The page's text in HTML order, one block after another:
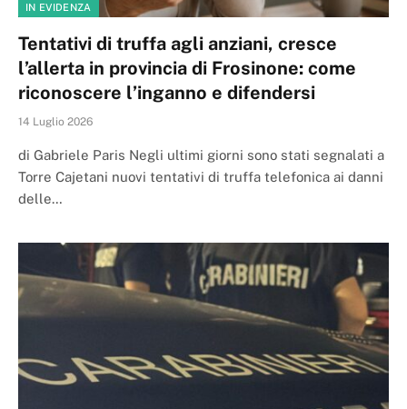
IN EVIDENZA
Tentativi di truffa agli anziani, cresce
l’allerta in provincia di Frosinone: come
riconoscere l’inganno e difendersi
14 Luglio 2026
di Gabriele Paris Negli ultimi giorni sono stati segnalati a
Torre Cajetani nuovi tentativi di truffa telefonica ai danni
delle…